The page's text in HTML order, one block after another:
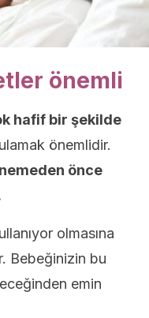
önemli
hafif bir şekilde
önemlidir.
önce
olmasına
Bebeğinizin bu
emin